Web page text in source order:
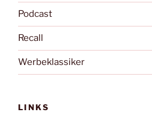
Podcast
Recall
Werbeklassiker
LINKS